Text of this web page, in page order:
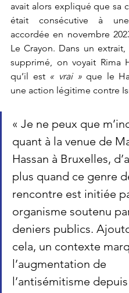
avait alors expliqué que sa
était consécutive à
accordée en novembre
Le Crayon. Dans un extrait,
supprimé, on voyait Rima
qu’il est « vrai » que le
une action légitime contre
« Je ne peux que
quant à la venue de
Hassan à Bruxelles,
plus quand ce genre
rencontre est initiée
organisme soutenu
deniers publics.
cela, un contexte
l’augmentation de
l’antisémitisme